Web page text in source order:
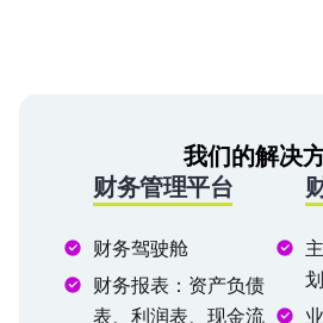
我们的解决
财务管理平台
财务驾驶舱
财务报表：资产负债
表、利润表、现金流
划